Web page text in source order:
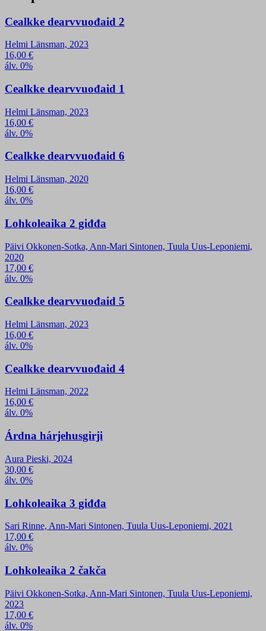
Cealkke dearvvuođaid 2
Helmi Länsman, 2023
16,00 €
álv. 0%
Cealkke dearvvuođaid 1
Helmi Länsman, 2023
16,00 €
álv. 0%
Cealkke dearvvuođaid 6
Helmi Länsman, 2020
16,00 €
álv. 0%
Lohkoleaika 2 giđđa
Päivi Okkonen-Sotka, Ann-Mari Sintonen, Tuula Uus-Leponiemi,
2020
17,00 €
álv. 0%
Cealkke dearvvuođaid 5
Helmi Länsman, 2023
16,00 €
álv. 0%
Cealkke dearvvuođaid 4
Helmi Länsman, 2022
16,00 €
álv. 0%
Árdna hárjehusgirji
Aura Pieski, 2024
30,00 €
álv. 0%
Lohkoleaika 3 giđđa
Sari Rinne, Ann-Mari Sintonen, Tuula Uus-Leponiemi, 2021
17,00 €
álv. 0%
Lohkoleaika 2 čakča
Päivi Okkonen-Sotka, Ann-Mari Sintonen, Tuula Uus-Leponiemi,
2023
17,00 €
álv. 0%